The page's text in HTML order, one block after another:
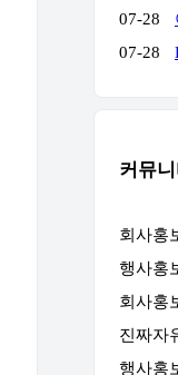
07-28
07-28
커뮤니
회사홍
행사홍
회사홍
진짜자
행사홍